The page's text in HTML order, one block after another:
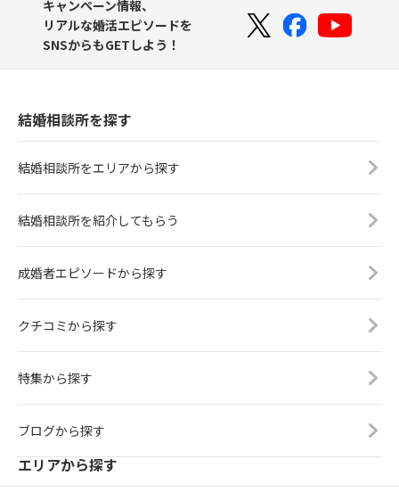
キャンペーン情報、
リアルな婚活エピソードを
SNSからもGETしよう！
結婚相談所を探す
結婚相談所をエリアから探す
結婚相談所を紹介してもらう
成婚者エピソードから探す
クチコミから探す
特集から探す
ブログから探す
エリアから探す